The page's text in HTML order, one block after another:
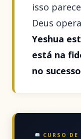
isso
Deus
Yeshua
está na
no
CURSO